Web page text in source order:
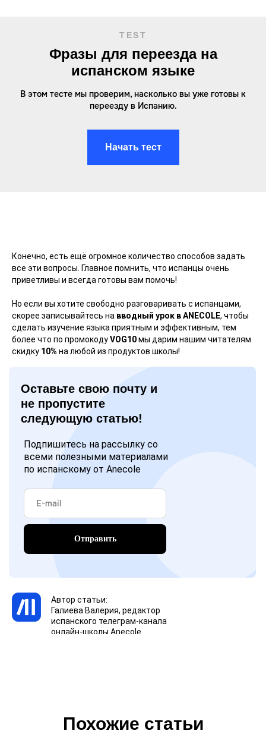
TEST
Фразы для переезда на
испанском языке
В этом тесте мы проверим, насколько вы уже готовы к
переезду в Испанию.
Начать тест
Конечно, есть ещё огромное количество способов задать
все эти вопросы. Главное помнить, что испанцы очень
приветливы и всегда готовы вам помочь!
Но если вы хотите свободно разговаривать с испанцами,
скорее записывайтесь на вводный урок в ANECOLE, чтобы
сделать изучение языка приятным и эффективным, тем
более что по промокодуVOG10мы дарим нашим читателям
скидку 10% на любой из продуктов школы!
Оставьте свою почту и
не пропустите
следующую статью!
Отправить
Подпишитесь на рассылку со
всеми полезными материалами
по испанскому от Anecole
Автор статьи:
Галиева Валерия, редактор
испанского телеграм-канала
онлайн-школы Anecole
Похожие статьи